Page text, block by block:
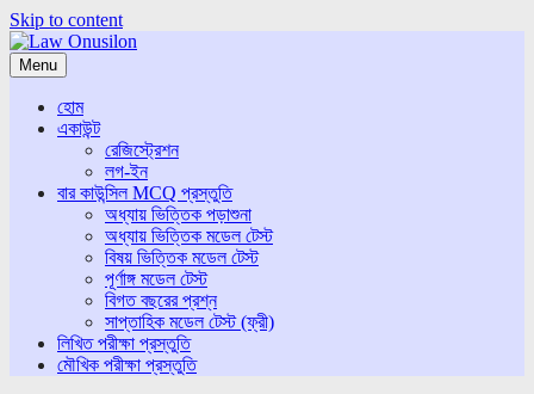
Skip to content
Menu
হোম
একাউন্ট
রেজিস্ট্রেশন
লগ-ইন
বার কাউন্সিল MCQ প্রস্তুতি
অধ্যায় ভিত্তিক পড়াশুনা
অধ্যায় ভিত্তিক মডেল টেস্ট
বিষয় ভিত্তিক মডেল টেস্ট
পূর্ণাঙ্গ মডেল টেস্ট
বিগত বছরের প্রশ্ন
সাপ্তাহিক মডেল টেস্ট (ফ্রী)
লিখিত পরীক্ষা প্রস্তুতি
মৌখিক পরীক্ষা প্রস্তুতি